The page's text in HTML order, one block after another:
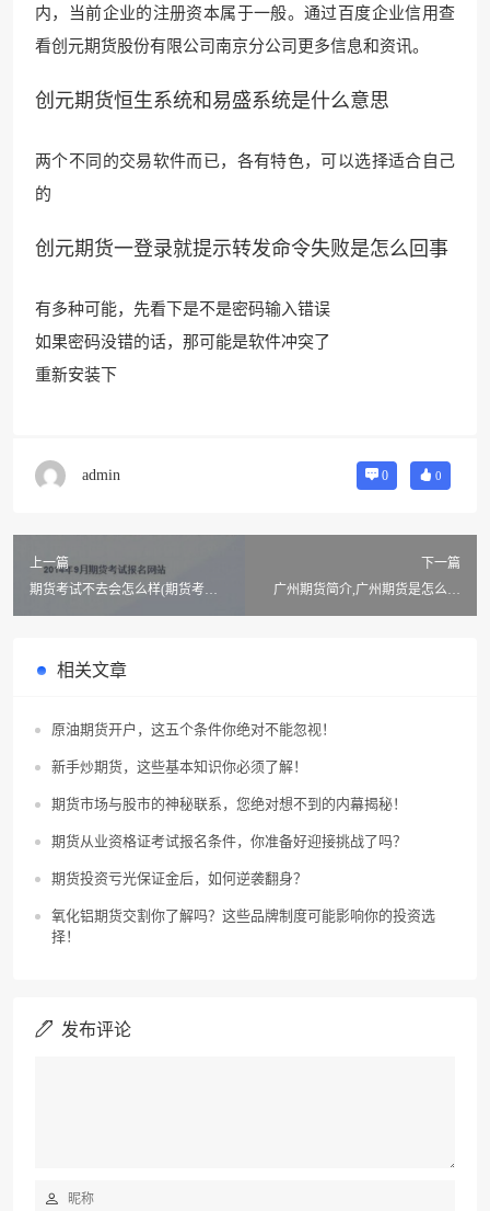
内，当前企业的注册资本属于一般。通过百度企业信用查
看创元期货股份有限公司南京分公司更多信息和资讯。
创元期货恒生系统和易盛系统是什么意思
两个不同的交易软件而已，各有特色，可以选择适合自己
的
创元期货一登录就提示转发命令失败是怎么回事
有多种可能，先看下是不是密码输入错误
如果密码没错的话，那可能是软件冲突了
重新安装下
admin 0 0
上一篇
期货考试不去会怎么样(期货考试
下一篇
广州期货简介,广州期货是怎么开
相关文章
原油期货开户，这五个条件你绝对不能忽视！
新手炒期货，这些基本知识你必须了解！
期货市场与股市的神秘联系，您绝对想不到的内幕揭秘！
期货从业资格证考试报名条件，你准备好迎接挑战了吗？
期货投资亏光保证金后，如何逆袭翻身？
氧化铝期货交割你了解吗？这些品牌制度可能影响你的投资选
择！
发布评论